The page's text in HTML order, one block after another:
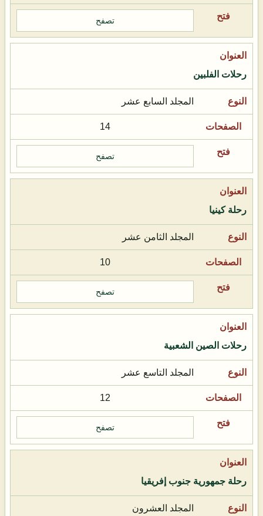
تصفح
رحلات الفلبين
المجلد السابع عشر
14
تصفح
رحلة كينيا
المجلد الثامن عشر
10
تصفح
رحلات الصين الشعبية
المجلد التاسع عشر
12
تصفح
رحلة جمهورية جنوب إفريقيا
المجلد العشرون